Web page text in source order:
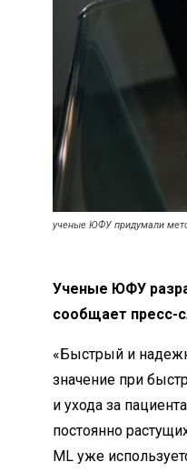
ученые ЮФУ придумали
Ученые ЮФУ
сообщает пресс-
«Быстрый и
значение при
и ухода за
постоянно
ML уже